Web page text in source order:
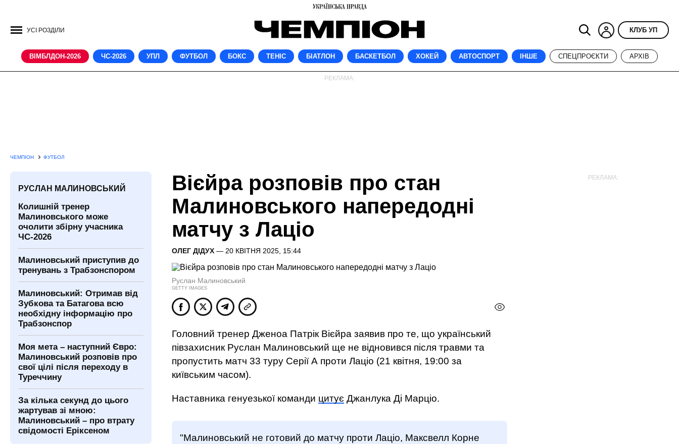
УСІ РОЗДІЛИ КЛУБ УП
ВІМБЛДОН-2026 ЧС-2026 УПЛ ФУТБОЛ БОКС ТЕНІС БІАТЛОН БАСКЕТБОЛ ХОКЕЙ АВТОСПОРТ ІНШЕ СПЕЦПРОЄКТИ АРХІВ
РЕКЛАМА:
ЧЕМПІОН ФУТБОЛ
Вієйра розповів про стан
Малиновського напередодні
матчу з Лаціо
ОЛЕГ ДІДУХ — 20 КВІТНЯ 2025, 15:44
Руслан Малиновський
GETTY IMAGES
Головний тренер Дженоа Патрік Вієйра заявив про те, що український
півзахисник Руслан Малиновський ще не відновився після травми та
пропустить матч 33 туру Серії А проти Лаціо (21 квітня, 19:00 за
київським часом).
Наставника генуезької команди цитує Джанлука Ді Марціо.
"Малиновський не готовий до матчу проти Лаціо, Максвелл Корне
РУСЛАН МАЛИНОВСЬКИЙ
Колишній тренер
Малиновського може
очолити збірну учасника
ЧС-2026
Малиновський приступив до
тренувань з Трабзонспором
Малиновський: Отримав від
Зубкова та Батагова всю
необхідну інформацію про
Трабзонспор
Моя мета – наступний Євро:
Малиновський розповів про
свої цілі після переходу в
Туреччину
За кілька секунд до цього
жартував зі мною:
Малиновський – про втрату
свідомості Еріксеном
РЕКЛАМА: